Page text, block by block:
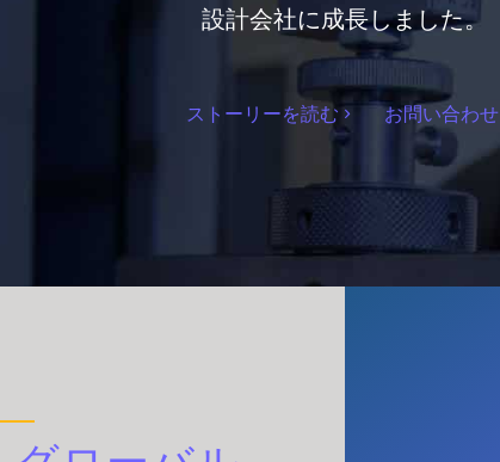
設計会社に成長しました。
ストーリーを読む お問い合わせ